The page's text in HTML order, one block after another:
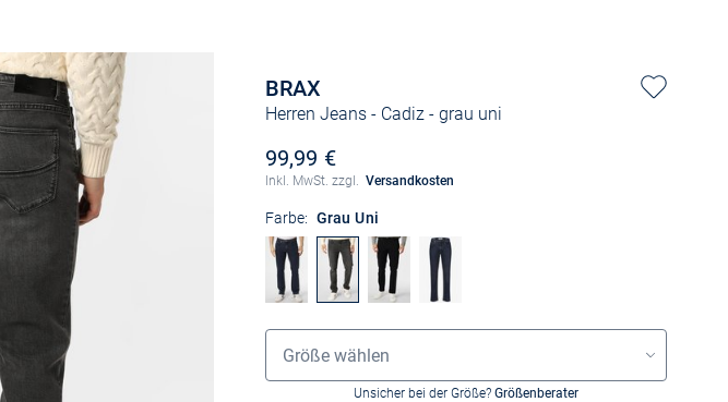
BRAX
Herren Jeans - Cadiz- grau uni
99,99 €
Inkl. MwSt. zzgl. Versandkosten
Farbe: Grau Uni
Größenauswahl
Größe wählen
Unsicher bei der Größe? Größenberater